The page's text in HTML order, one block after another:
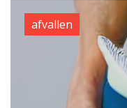
afvallen